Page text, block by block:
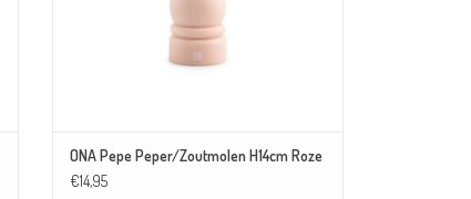
ONA Pepe Peper/Zoutmolen H14cm Roze
€14,95